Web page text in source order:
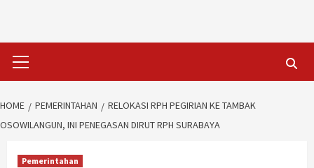
Menu
HOME PEMERINTAHAN
RELOKASI RPH PEGIRIAN KE TAMBAK
OSOWILANGUN, INI PENEGASAN DIRUT RPH SURABAYA
Pemerintahan